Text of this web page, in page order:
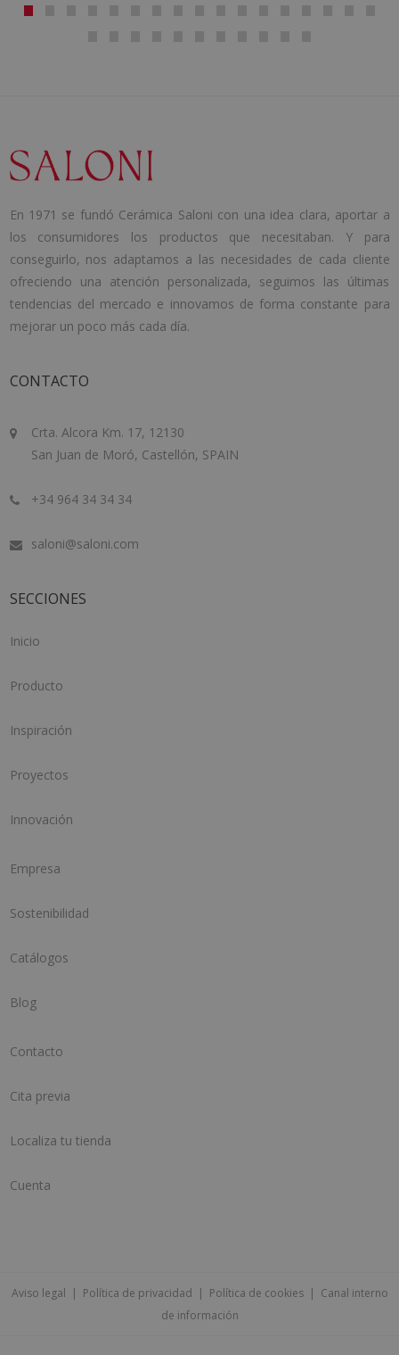
En 1971 se fundó Cerámica Saloni con una idea clara, aportar a
los consumidores los productos que necesitaban. Y para
conseguirlo, nos adaptamos a las necesidades de cada cliente
ofreciendo una atención personalizada, seguimos las últimas
tendencias del mercado e innovamos de forma constante para
mejorar un poco más cada día.
CONTACTO
Crta. Alcora Km. 17, 12130
San Juan de Moró, Castellón, SPAIN
+34 964 34 34 34
saloni@saloni.com
SECCIONES
Inicio
Producto
Inspiración
Proyectos
Innovación
Empresa
Sostenibilidad
Catálogos
Blog
Contacto
Cita previa
Localiza tu tienda
Cuenta
Aviso legal | Política de privacidad | Política de cookies| Canal interno
de información